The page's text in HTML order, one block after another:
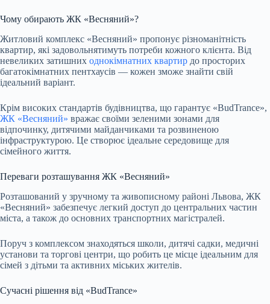
Чому обирають ЖК «Весняний»?
Житловий комплекс «Весняний» пропонує різноманітність
квартир, які задовольнятимуть потреби кожного клієнта. Від
невеликих затишних однокімнатних квартир до просторих
багатокімнатних пентхаусів — кожен зможе знайти свій
ідеальний варіант.
Крім високих стандартів будівництва, що гарантує «BudTrance»,
ЖК «Весняний» вражає своїми зеленими зонами для
відпочинку, дитячими майданчиками та розвиненою
інфраструктурою. Це створює ідеальне середовище для
сімейного життя.
Переваги розташування ЖК «Весняний»
Розташований у зручному та живописному районі Львова, ЖК
«Весняний» забезпечує легкий доступ до центральних частин
міста, а також до основних транспортних магістралей.
Поруч з комплексом знаходяться школи, дитячі садки, медичні
установи та торгові центри, що робить це місце ідеальним для
сімей з дітьми та активних міських жителів.
Сучасні рішення від «BudTrance»